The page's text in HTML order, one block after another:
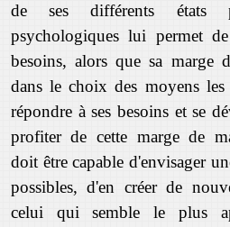
de ses différents états
psychologiques lui permet
besoins, alors que sa marge
dans le choix des moyens
répondre à ses besoins et se
profiter de cette marge de
doit être capable d'envisager
possibles, d'en créer de
celui qui semble le plus